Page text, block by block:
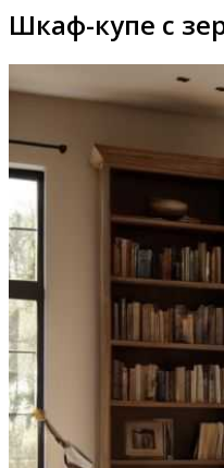
Шкаф-купе с